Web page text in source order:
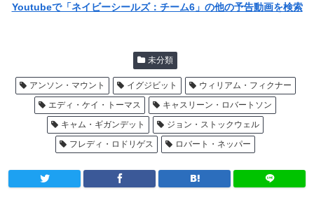
Youtubeで「ネイビーシールズ：チーム6」の他の予告動画を検索
未分類
アンソン・マウント イグジビット
ウィリアム・フィクナー
エディ・ケイ・トーマス
キャスリーン・ロバートソン
キャム・ギガンデット
ジョン・ストックウェル
フレディ・ロドリゲス
ロバート・ネッパー